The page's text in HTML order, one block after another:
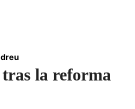
la reforma